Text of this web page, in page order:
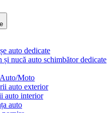
auto dedicate
și nucă auto schimbător dedicate
Moto
auto exterior
auto interior
auto